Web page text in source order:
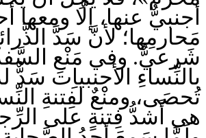
أجنبيٌّ عنها، إلَّا ومعها
مَحارمِها؛ لأنَّ سَدَّ
شَرعيٌّ. وفي مَنْعِ
بالنِّساءِ الأجنبياِت سَدٌّ
تُحصَى، ومنْعٌ لفِتنةِ
هي أَشدُّ فِتنةٍ على